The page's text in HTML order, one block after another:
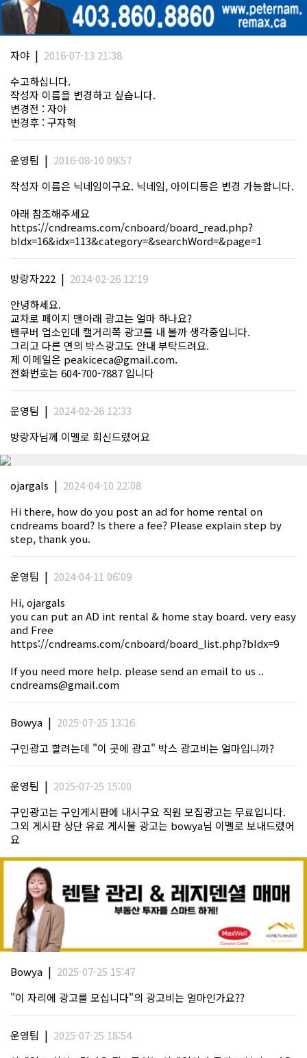
자야 | 2016-07-13 21:38
수고하십니다.
작성자 이름을 변경하고 싶습니다.
변경전 : 자야
변경후 : 구자혁
운영팀 | 2016-08-10 09:57
작성자 이름은 닉네임이구요. 닉네임, 아이디등은 변경 가능합니다.
아래 참조해주세요
https://cndreams.com/cnboard/board_read.php?
bIdx=16&idx=113&category=&searchWord=&page=1
방랑자222 | 2024-02-26 12:19
안녕하세요.
교차로 페이지 맨아래 광고는 얼마 하나요?
밴쿠버 업소인데 캘거리쪽 광고를 내 볼까 생각중입니다.
그리고 다른 면의 박스광고도 안내 부탁드려요.
제 이메일은 peakiceca@gmail.com.
전화번호는 604-700-7887 입니다
운영팀 | 2024-02-26 12:33
방랑자님께 이멜로 회신드렸어요
ojargals | 2024-04-10 22:08
Hi there, how do you post an ad for home rental on
cndreams board? Is there a fee? Please explain step by
step, thank you.
운영팀 | 2024-04-11 06:09
Hi, ojargals
you can put an AD int rental & home stay board. very easy
and Free
https://cndreams.com/cnboard/board_list.php?bIdx=9
If you need more help. please send an email to us ..
cndreams@gmail.com
Bowya | 2025-07-25 13:16
구인광고 할려는데 "이 곳에 광고" 박스 광고비는 얼마입니까?
운영팀 | 2025-07-25 15:00
구인광고는 구인게시판에 내시구요 직원 모집광고는 무료입니다.
그외 게시판 상단 유료 게시물 광고는 bowya님 이멜로 보내드렸어
요
Bowya | 2025-07-25 15:47
"이 자리에 광고를 모십니다"의 광고비는 얼마인가요??
운영팀 | 2025-07-25 18:54